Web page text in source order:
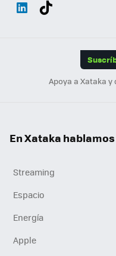
Apoya a Xataka
En Xataka
Streaming
Espacio
Energía
Apple